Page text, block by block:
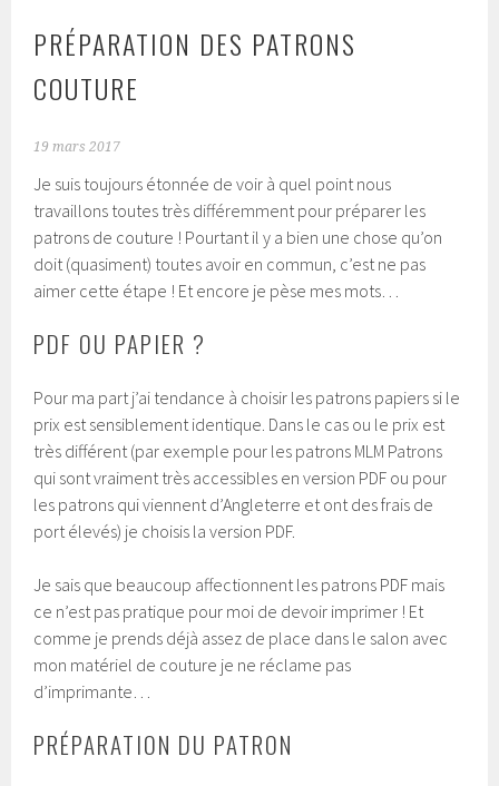
PRÉPARATION DES PATRONS
COUTURE
19 mars 2017
Je suis toujours étonnée de voir à quel point nous
travaillons toutes très différemment pour préparer les
patrons de couture ! Pourtant il y a bien une chose qu’on
doit (quasiment) toutes avoir en commun, c’est ne pas
aimer cette étape ! Et encore je pèse mes mots…
PDF OU PAPIER ?
Pour ma part j’ai tendance à choisir les patrons papiers si le
prix est sensiblement identique. Dans le cas ou le prix est
très différent (par exemple pour les patrons MLM Patrons
qui sont vraiment très accessibles en version PDF ou pour
les patrons qui viennent d’Angleterre et ont des frais de
port élevés) je choisis la version PDF.
Je sais que beaucoup affectionnent les patrons PDF mais
ce n’est pas pratique pour moi de devoir imprimer ! Et
comme je prends déjà assez de place dans le salon avec
mon matériel de couture je ne réclame pas
d’imprimante…
PRÉPARATION DU PATRON